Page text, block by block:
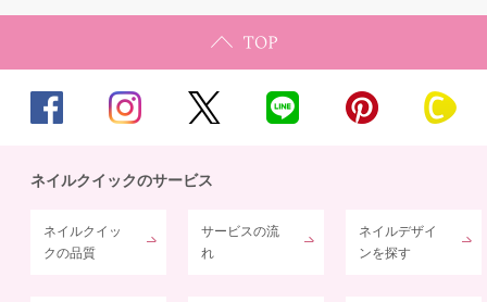
ネイルクイックのサービス
ネイルクイッ
クの品質
サービスの流
れ
ネイルデザイ
ンを探す